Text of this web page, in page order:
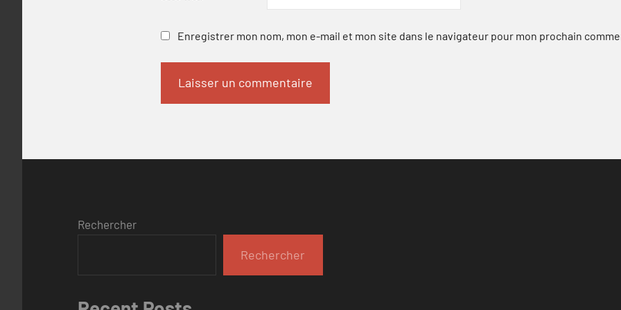
Enregistrer mon nom, mon e-mail et mon site dans le navigateur pour mon prochain
Rechercher
Rechercher